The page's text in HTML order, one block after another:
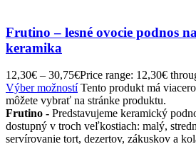
Frutino – lesné ovocie podnos
keramika
12,30€ – 30,75€Price range: 12,30€
Výber možnostíTento produkt má
môžete vybrať na stránke produktu.
Frutino - Predstavujeme keramický
dostupný v troch veľkostiach: malý,
servírovanie tort, dezertov, zákuskov a